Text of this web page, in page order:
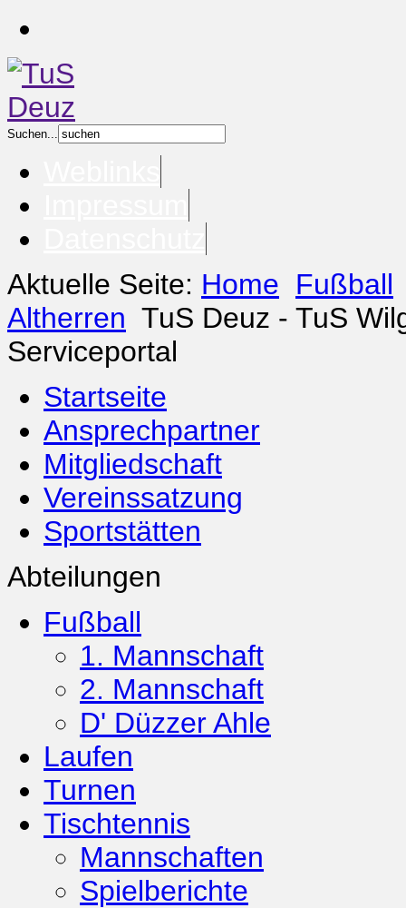
Suchen...
Aktuelle Seite: Home Fußball
Altherren TuS Deuz - TuS
Serviceportal
Startseite
Ansprechpartner
Mitgliedschaft
Vereinssatzung
Sportstätten
Abteilungen
Fußball
1. Mannschaft
2. Mannschaft
D' Düzzer Ahle
Laufen
Turnen
Tischtennis
Mannschaften
Spielberichte